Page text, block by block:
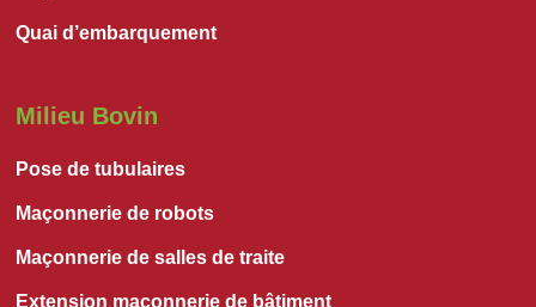
Quai d’embarquement
Milieu Bovin
Pose de tubulaires
Maçonnerie de robots
Maçonnerie de salles de traite
Extension maçonnerie de bâtiment